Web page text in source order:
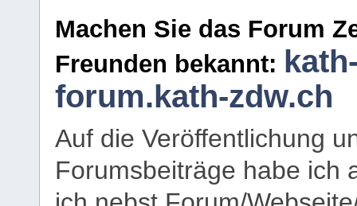
Machen Sie das Forum
Freunden bekannt:
forum.kath-zdw.ch
Auf die Veröffentlichung
Forumsbeiträge habe ich